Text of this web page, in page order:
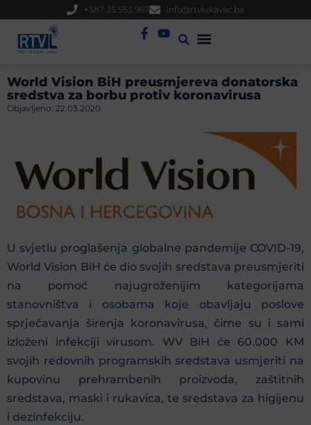
+387 35 553 967 info@rtvlukavac.ba
World Vision BiH preusmjereva donatorska
sredstva za borbu protiv koronavirusa
Objavljeno: 22.03.2020.
U svjetlu proglašenja globalne pandemije COVID-19,
World Vision BiH će dio svojih sredstava preusmjeriti
na pomoć najugroženijim kategorijama
stanovništva i osobama koje obavljaju poslove
sprječavanja širenja koronavirusa, čime su i sami
izloženi infekciji virusom. WV BiH će 60.000 KM
svojih redovnih programskih sredstava usmjeriti na
kupovinu prehrambenih proizvoda, zaštitnih
sredstava, maski i rukavica, te sredstava za higijenu
i dezinfekciju.